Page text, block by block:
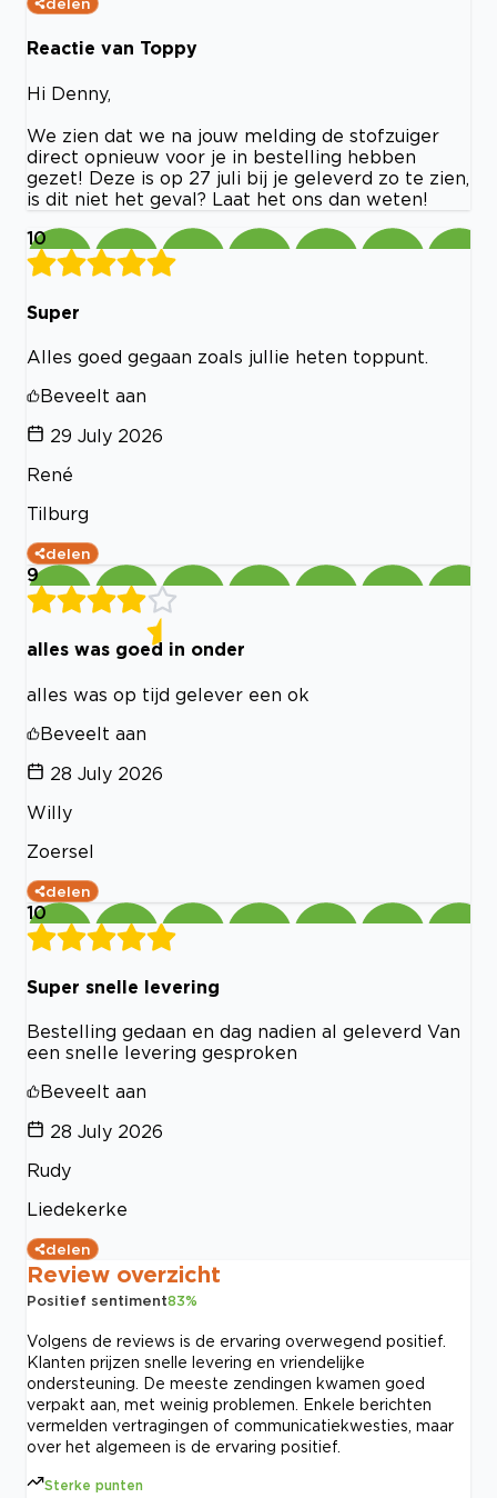
delen
Reactie van Toppy
Hi Denny,
We zien dat we na jouw melding de stofzuiger
direct opnieuw voor je in bestelling hebben
gezet! Deze is op 27 juli bij je geleverd zo te zien,
is dit niet het geval? Laat het ons dan weten!
10
Super
Alles goed gegaan zoals jullie heten toppunt.
Beveelt aan
29 July 2026
René
Tilburg
delen
9
alles was goed in onder
alles was op tijd gelever een ok
Beveelt aan
28 July 2026
Willy
Zoersel
delen
10
Super snelle levering
Bestelling gedaan en dag nadien al geleverd Van
een snelle levering gesproken
Beveelt aan
28 July 2026
Rudy
Liedekerke
delen
Review overzicht
Positief sentiment83%
Volgens de reviews is de ervaring overwegend positief.
Klanten prijzen snelle levering en vriendelijke
ondersteuning. De meeste zendingen kwamen goed
verpakt aan, met weinig problemen. Enkele berichten
vermelden vertragingen of communicatiekwesties, maar
over het algemeen is de ervaring positief.
Sterke punten